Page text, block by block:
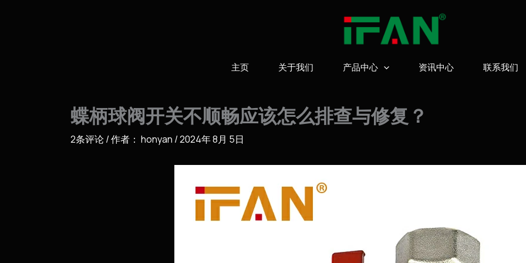
主页 关于我们 产品中心 资讯中心 联系我们
蝶柄球阀开关不顺畅应该怎么排查与修复？
2条评论/ 作者： honyan /2024年 8月 5日